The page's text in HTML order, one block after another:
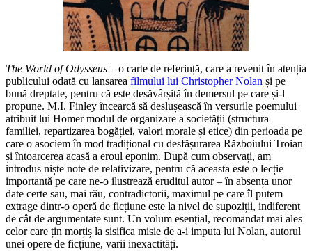
The World of Odysseus – o carte de referință, care a revenit în atenția
publicului odată cu lansarea filmului lui Christopher Nolan și pe
bună dreptate, pentru că este desăvârșită în demersul pe care și-l
propune. M.I. Finley încearcă să deslușească în versurile poemului
atribuit lui Homer modul de organizare a societății (structura
familiei, repartizarea bogăției, valori morale și etice) din perioada pe
care o asociem în mod tradițional cu desfășurarea Războiului Troian
și întoarcerea acasă a eroul eponim. După cum observați, am
introdus niște note de relativizare, pentru că aceasta este o lecție
importantă pe care ne-o ilustrează eruditul autor – în absența unor
date certe sau, mai rău, contradictorii, maximul pe care îl putem
extrage dintr-o operă de ficțiune este la nivel de supoziții, indiferent
de cât de argumentate sunt. Un volum esențial, recomandat mai ales
celor care țin morțiș la sisifica misie de a-i imputa lui Nolan, autorul
unei opere de ficțiune, varii inexactități.